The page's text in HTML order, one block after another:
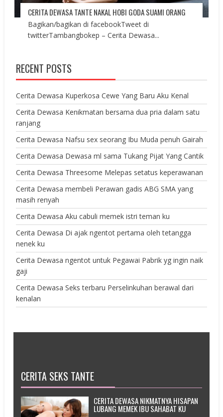
CERITA DEWASA TANTE NAKAL HOBI GODA SUAMI ORANG
Bagikan/bagikan di facebookTweet di
twitterTambangbokep – Cerita Dewasa...
RECENT POSTS
Cerita Dewasa Kuperkosa Cewe Yang Baru Aku Kenal
Cerita Dewasa Kenikmatan bersama dua pria dalam satu
ranjang
Cerita Dewasa Nafsu sex seorang Ibu Muda penuh Gairah
Cerita Dewasa Dewasa ml sama Tukang Pijat Yang Cantik
Cerita Dewasa Threesome Melepas setatus keperawanan
Cerita Dewasa membeli Perawan gadis ABG SMA yang
masih renyah
Cerita Dewasa Aku cabuli memek istri teman ku
Cerita Dewasa Di ajak ngentot pertama oleh tetangga
nenek ku
Cerita Dewasa ngentot untuk Pegawai Pabrik yg ingin naik
gaji
Cerita Dewasa Seks terbaru Perselinkuhan berawal dari
kenalan
CERITA SEKS TANTE
CERITA DEWASA NIKMATNYA HISAPAN
LUBANG MEMEK IBU SAHABAT KU